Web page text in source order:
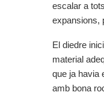
escalar a
expansions,
El diedre
material
que ja havia
amb bona